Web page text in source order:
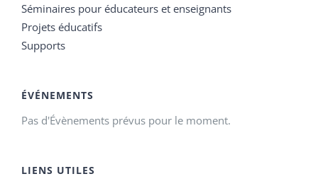
Séminaires pour éducateurs et enseignants
Projets éducatifs
Supports
ÉVÉNEMENTS
Pas d'Évènements prévus pour le moment.
LIENS UTILES